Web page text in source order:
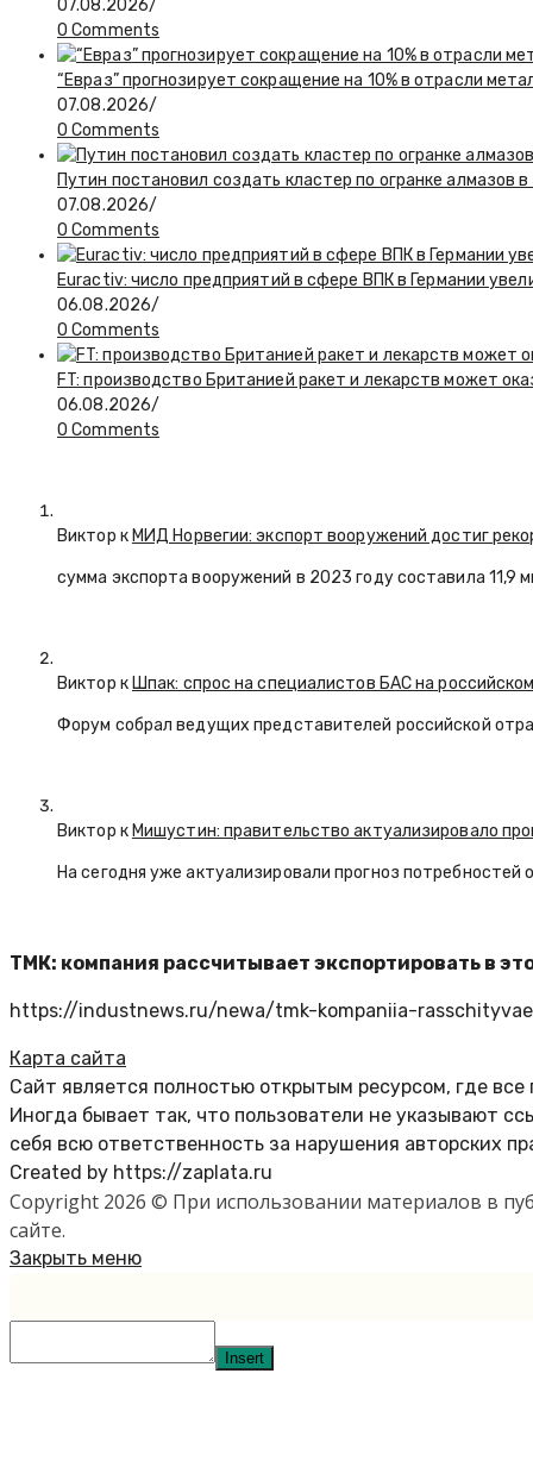
07.08.2026/
0 Comments
“Евраз” прогнозирует сокращение на 10% в отрасли
07.08.2026/
0 Comments
Путин постановил создать кластер по огранке алмазов
07.08.2026/
0 Comments
Euractiv: число предприятий в сфере ВПК в Германии
06.08.2026/
0 Comments
FT: производство Британией ракет и лекарств может
06.08.2026/
0 Comments
Виктор кМИД Норвегии: экспорт вооружений достиг
сумма экспорта вооружений в 2023 году составила 11,9
Виктор кШпак: спрос на специалистов БАС на
Форум собрал ведущих представителей российской
Виктор кМишустин: правительство актуализировало
На сегодня уже актуализировали прогноз
ТМК: компания рассчитывает экспортировать в
https://industnews.ru/newa/tmk-kompaniia-
Карта сайта
Сайт является полностью открытым ресурсом, где
Иногда бывает так, что пользователи не указывают
себя всю ответственность за нарушения авторских
Created by https://zaplata.ru
Copyright 2026 © При использовании материалов в
сайте.
Закрыть меню
Insert